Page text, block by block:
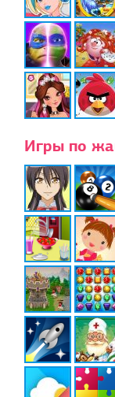
Игры по